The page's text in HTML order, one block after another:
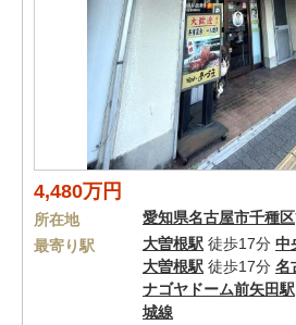
4,480万円
所在地 愛知県名古屋市千種区
最寄り駅
大曽根駅 徒歩17分 中
大曽根駅 徒歩17分 名
ナゴヤドーム前矢田駅
城線